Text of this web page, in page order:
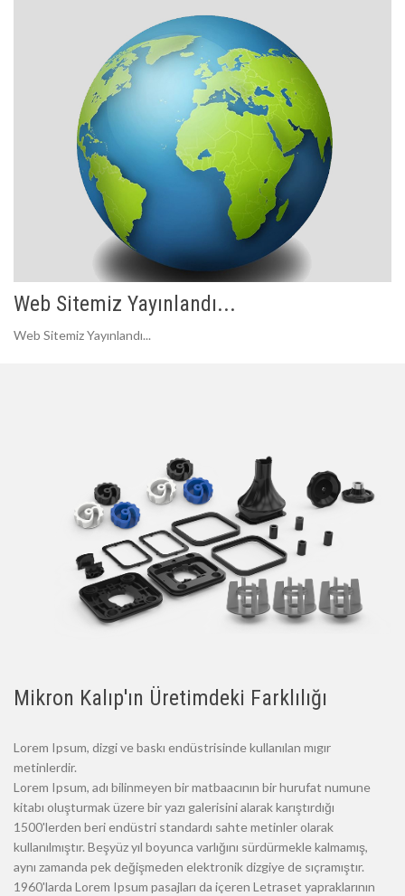
Web Sitemiz Yayınlandı...
Web Sitemiz Yayınlandı...
Mikron Kalıp'ın Üretimdeki Farklılığı
Lorem Ipsum, dizgi ve baskı endüstrisinde kullanılan mıgır
metinlerdir.
Lorem Ipsum, adı bilinmeyen bir matbaacının bir hurufat numune
kitabı oluşturmak üzere bir yazı galerisini alarak karıştırdığı
1500'lerden beri endüstri standardı sahte metinler olarak
kullanılmıştır. Beşyüz yıl boyunca varlığını sürdürmekle kalmamış,
aynı zamanda pek değişmeden elektronik dizgiye de sıçramıştır.
1960'larda Lorem Ipsum pasajları da içeren Letraset yapraklarının